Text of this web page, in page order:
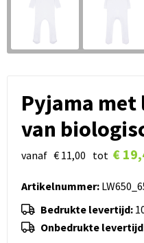
Pyjama met
van
vanaf € 11,00 tot €
Artikelnummer:
Bedrukte levertijd:
Onbedrukte